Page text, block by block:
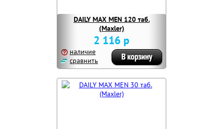
DAILY MAX MEN 120 таб.
(Maxler)
2 116 р
наличие
сравнить